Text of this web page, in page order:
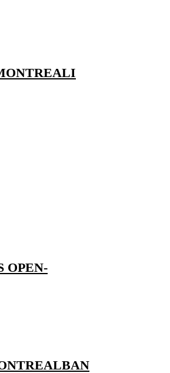
OPEN-